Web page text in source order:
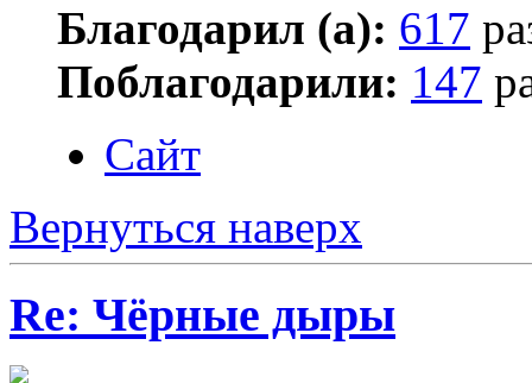
Благодарил (а): 617
Поблагодарили: 147
Сайт
Вернуться наверх
Re: Чёрные дыры